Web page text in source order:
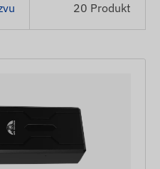
20 Produkt